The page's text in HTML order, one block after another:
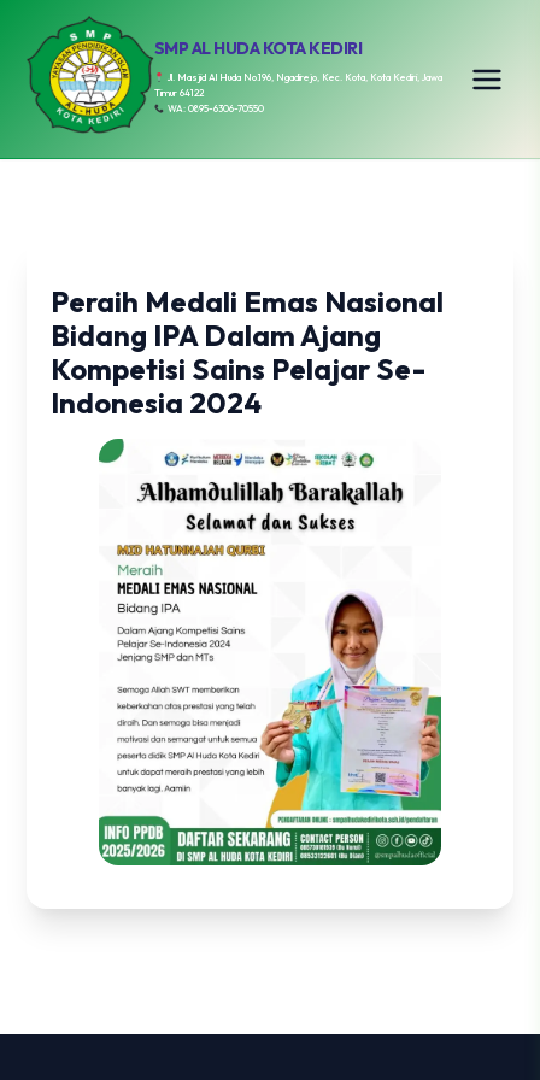
SMP AL HUDA KOTA KEDIRI
Jl. Masjid Al Huda No.196, Ngadirejo, Kec. Kota, Kota Kediri, Jawa
Timur 64122
WA: 0895-6306-70550
Peraih Medali Emas Nasional
Bidang IPA Dalam Ajang
Kompetisi Sains Pelajar Se-
Indonesia 2024